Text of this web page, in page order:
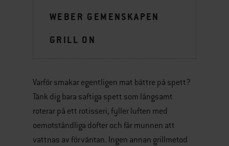
WEBER GEMENSKAPEN
GRILL ON
Varför smakar egentligen mat bättre på spett?
Tänk dig bara saftiga spett som långsamt
roterar på ett rotisseri, fyller luften med
oemotståndliga dofter och får munnen att
vattnas av förväntan. Ingen annan grillmetod